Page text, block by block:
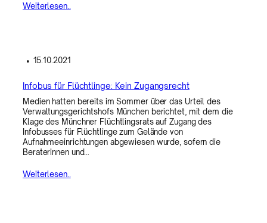
Weiterlesen..
• 15.10.2021
Infobus für Flüchtlinge: Kein Zugangsrecht
Medien hatten bereits im Sommer über das Urteil des
Verwaltungsgerichtshofs München berichtet, mit dem die
Klage des Münchner Flüchtlingsrats auf Zugang des
Infobusses für Flüchtlinge zum Gelände von
Aufnahmeeinrichtungen abgewiesen wurde, sofern die
Beraterinnen und…
Weiterlesen..